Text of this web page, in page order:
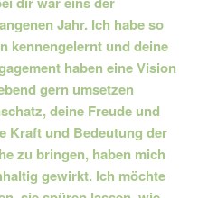
Jahr. Ich habe so
kennengelernt und deine
haben eine Vision
gern umsetzen
deine Freude und
Kraft und Bedeutung der
zu bringen, haben mich
gewirkt. Ich möchte